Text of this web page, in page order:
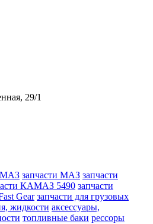
29/1
запчасти МАЗ запчасти
КАМАЗ 5490 запчасти
Gear запчасти для грузовых
жидкости аксессуары,
топливные баки рессоры